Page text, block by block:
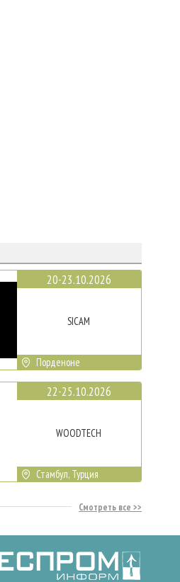
20-23.10.2026
SICAM
Порденоне
22-25.10.2026
WOODTECH
Стамбул, Турция
Смотреть все